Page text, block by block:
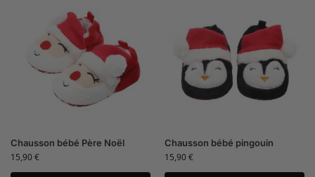
Chausson bébé Père Noël
15,90€
Chausson bébé pingouin
15,90€